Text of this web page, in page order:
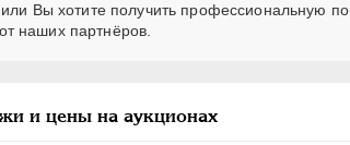
Вы хотите получить профессиональную
наших партнёров.
и цены на аукционах